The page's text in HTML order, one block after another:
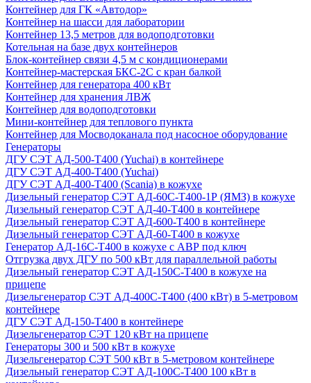
Контейнер для ГК «Автодор»
Контейнер на шасси для лаборатории
Контейнер 13,5 метров для водоподготовки
Котельная на базе двух контейнеров
Блок-контейнер связи 4,5 м с кондиционерами
Контейнер-мастерская БКС-2С с кран балкой
Контейнер для генератора 400 кВт
Контейнер для хранения ЛВЖ
Контейнер для водоподготовки
Мини-контейнер для теплового пункта
Контейнер для Мосводоканала под насосное оборудование
Генераторы
ДГУ СЭТ АД-500-Т400 (Yuchai) в контейнере
ДГУ СЭТ АД-400-Т400 (Yuchai)
ДГУ СЭТ АД-400-Т400 (Scania) в кожухе
Дизельный генератор СЭТ АД-60С-Т400-1Р (ЯМЗ) в кожухе
Дизельный генератор СЭТ АД-40-Т400 в контейнере
Дизельный генератор СЭТ АД-600-Т400 в контейнере
Дизельный генератор СЭТ АД-60-Т400 в кожухе
Генератор АД-16С-Т400 в кожухе с АВР под ключ
Отгрузка двух ДГУ по 500 кВт для параллельной работы
Дизельный генератор СЭТ АД-150С-Т400 в кожухе на
прицепе
Дизельгенератор СЭТ АД-400С-Т400 (400 кВт) в 5-метровом
контейнере
ДГУ СЭТ АД-150-Т400 в контейнере
Дизельгенератор СЭТ 120 кВт на прицепе
Генераторы 300 и 500 кВт в кожухе
Дизельгенератор СЭТ 500 кВт в 5-метровом контейнере
Дизельный генератор СЭТ АД-100С-Т400 100 кВт в